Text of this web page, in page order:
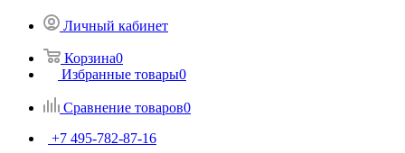
Личный кабинет
Корзина0
Избранные товары0
Сравнение товаров0
+7 495-782-87-16